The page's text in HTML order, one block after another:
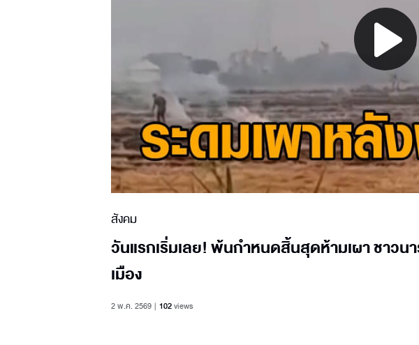
Play
Video
สังคม
วันแรกเริ่มเลย! พ้นกำหนดสิ้นสุดห้ามเผา ชาวน
เมือง
2 พ.ค. 2569 102views